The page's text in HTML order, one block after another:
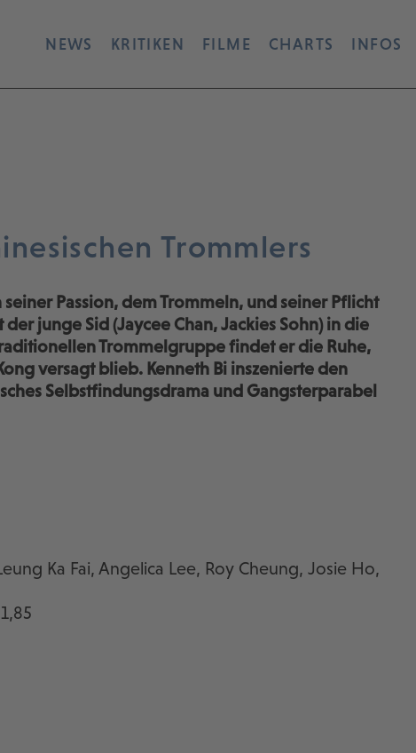
NEWS KRITIKEN FILME CHARTS INFOS
Trommlers
Passion, dem Trommeln, und seiner Pflicht
junge Sid (Jaycee Chan, Jackies Sohn) in die
Trommelgruppe findet er die Ruhe,
versagt blieb. Kenneth Bi inszenierte den
Selbstfindungsdrama und Gangsterparabel
Ka Fai, Angelica Lee, Roy Cheung, Josie Ho,